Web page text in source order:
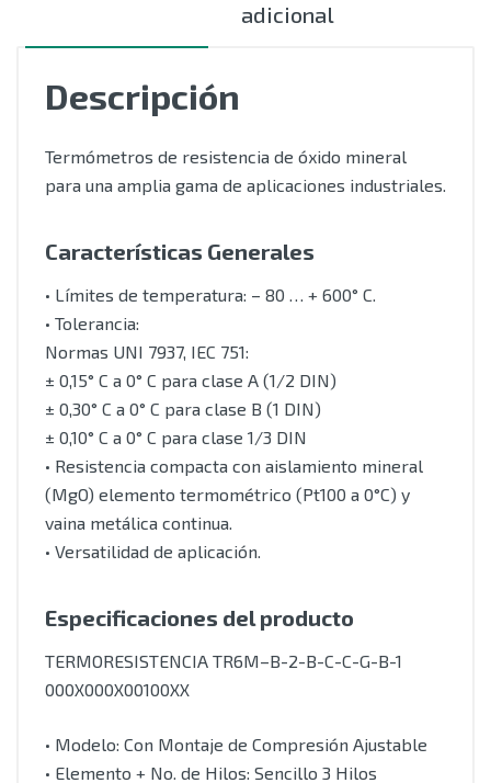
adicional
Descripción
Termómetros de resistencia de óxido mineral
para una amplia gama de aplicaciones industriales.
Características Generales
• Límites de temperatura: – 80 … + 600° C.
• Tolerancia:
Normas UNI 7937, IEC 751:
± 0,15° C a 0° C para clase A (1/2 DIN)
± 0,30° C a 0° C para clase B (1 DIN)
± 0,10° C a 0° C para clase 1/3 DIN
• Resistencia compacta con aislamiento mineral
(MgO) elemento termométrico (Pt100 a 0°C) y
vaina metálica continua.
• Versatilidad de aplicación.
Especificaciones del producto
TERMORESISTENCIA TR6M–B-2-B-C-C-G-B-1
000X000X00100XX
• Modelo: Con Montaje de Compresión Ajustable
• Elemento + No. de Hilos: Sencillo 3 Hilos